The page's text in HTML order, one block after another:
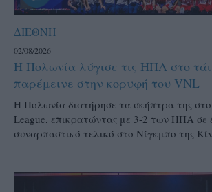
ΔΙΕΘΝΗ
02/08/2026
Η Πολωνία λύγισε τις ΗΠΑ στο
παρέμεινε στην κορυφή του VNL
Η Πολωνία διατήρησε τα σκήπτρα της
League, επικρατώντας με 3-2 των ΗΠΑ σε
συναρπαστικό τελικό στο Νίγκμπο της